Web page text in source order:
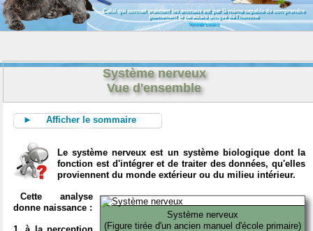
Celui qui connait vraiment les animaux est par là même capable de comprendre
pleinement le caractère unique de l'homme
Konrad Lorenz
Système nerveux
Vue d'ensemble
► Afficher le sommaire
Le système nerveux est un système biologique dont la
fonction est d'intégrer et de traiter des données, qu'elles
proviennent du monde extérieur ou du milieu intérieur.
Système nerveux
(Figure tirée d'un ancien manuel d'école primaire)
Cette analyse
donne naissance :